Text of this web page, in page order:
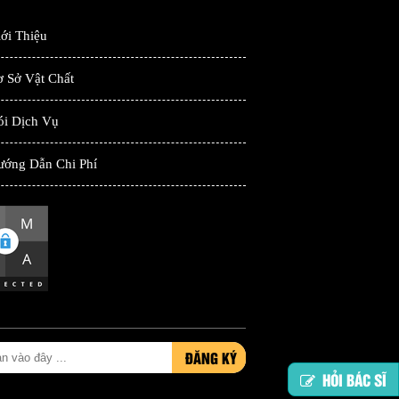
Thiệu
Sở Vật Chất
Dịch Vụ
Dẫn Chi Phí
ĐĂNG KÝ
HỎI BÁC SĨ